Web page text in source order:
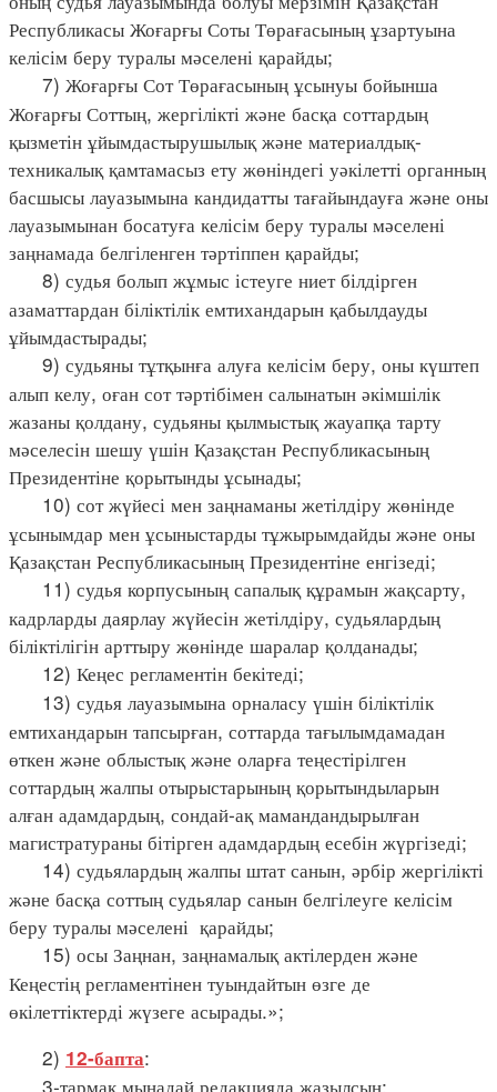
Республикасы Жоғарғы Соты Төрағасының ұзартуына
келісім беру туралы мәселені қарайды;
7) Жоғарғы Сот Төрағасының ұсынуы бойынша
Жоғарғы Соттың, жергілікті және басқа соттардың
қызметін ұйымдастырушылық және материалдық-
техникалық қамтамасыз ету жөніндегі уәкілетті органның
басшысы лауазымына кандидатты тағайындауға және оны
лауазымынан босатуға келісім беру туралы мәселені
заңнамада белгіленген тәртіппен қарайды;
8) судья болып жұмыс істеуге ниет білдірген
азаматтардан біліктілік емтихандарын қабылдауды
ұйымдастырады;
9) судьяны тұтқынға алуға келісім беру, оны күштеп
алып келу, оған сот тәртібімен салынатын әкімшілік
жазаны қолдану, судьяны қылмыстық жауапқа тарту
мәселесін шешу үшін Қазақстан Республикасының
Президентіне қорытынды ұсынады;
10) сот жүйесі мен заңнаманы жетілдіру жөнінде
ұсынымдар мен ұсыныстарды тұжырымдайды және оны
Қазақстан Республикасының Президентіне енгізеді;
11) судья корпусының сапалық құрамын жақсарту,
кадрларды даярлау жүйесін жетілдіру, судьялардың
біліктілігін арттыру жөнінде шаралар қолданады;
12) Кеңес регламентін бекітеді;
13) судья лауазымына орналасу үшін біліктілік
емтихандарын тапсырған, соттарда тағылымдамадан
өткен және облыстық және оларға теңестірілген
соттардың жалпы отырыстарының қорытындыларын
алған адамдардың, сондай-ақ мамандандырылған
магистратураны бітірген адамдардың есебін жүргізеді;
14) судьялардың жалпы штат санын, әрбір жергілікті
және басқа соттың судьялар санын белгілеуге келісім
беру туралы мәселені қарайды;
15) осы Заңнан, заңнамалық актілерден және
Кеңестің регламентінен туындайтын өзге де
өкілеттіктерді жүзеге асырады.»;
2) 12-бапта:
3-тармақ мынадай редакцияда жазылсын: